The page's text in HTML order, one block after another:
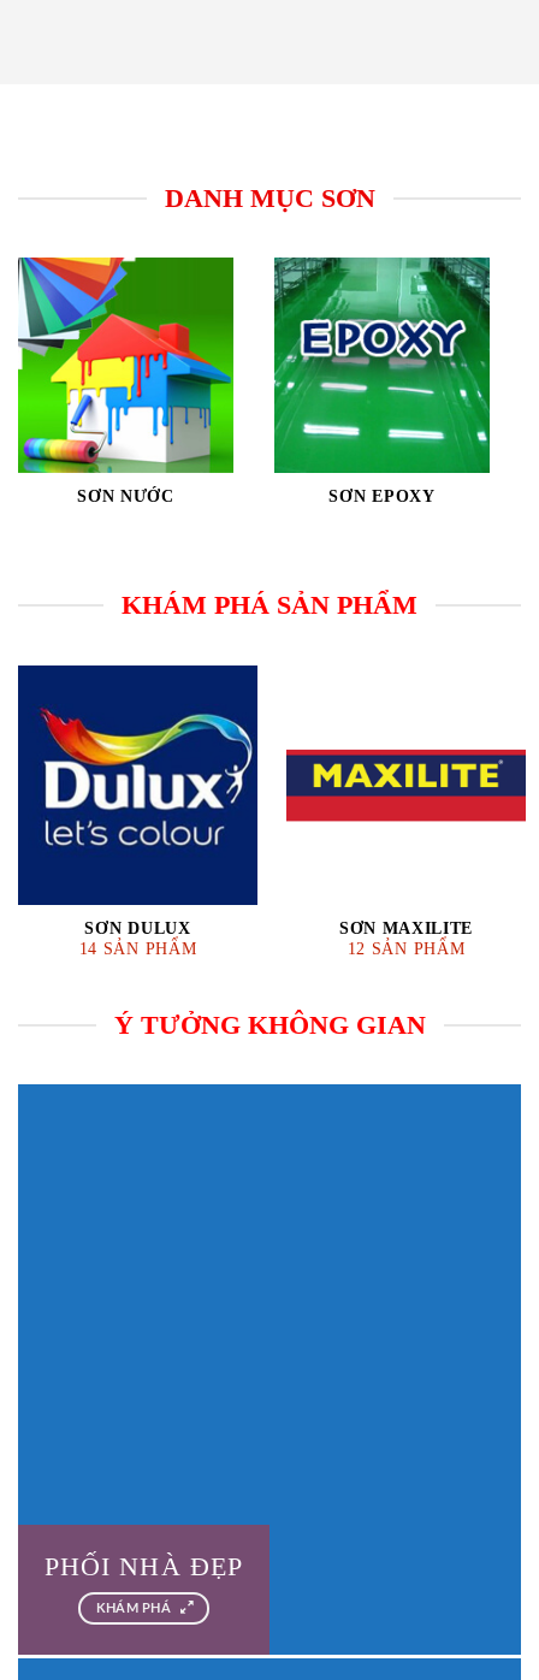
DANH MỤC SƠN
SƠN NƯỚC SƠN EPOXY
KHÁM PHÁ SẢN PHẨM
SƠN DULUX
14 SẢN PHẨM
SƠN MAXILITE
12 SẢN PHẨM
Ý TƯỞNG KHÔNG GIAN
PHỐI NHÀ ĐẸP
KHÁM PHÁ